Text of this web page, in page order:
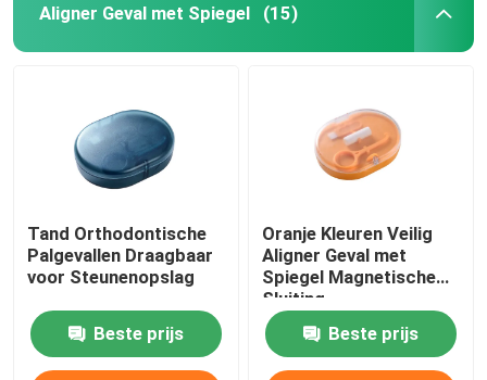
Aligner Geval met Spiegel (15)
Tand Orthodontische
Palgevallen Draagbaar
voor Steunenopslag
Beste prijs
Oranje Kleuren Veilig
Aligner Geval met
Spiegel Magnetische
Sluiting
Beste prijs